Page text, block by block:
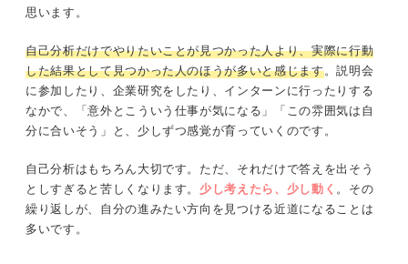
思います。
自己分析だけでやりたいことが見つかった人より、実際に行動
した結果として見つかった人のほうが多いと感じます。説明会
に参加したり、企業研究をしたり、インターンに行ったりする
なかで、「意外とこういう仕事が気になる」「この雰囲気は自
分に合いそう」と、少しずつ感覚が育っていくのです。
自己分析はもちろん大切です。ただ、それだけで答えを出そう
としすぎると苦しくなります。 少し考えたら、少し動く 。その
繰り返しが、自分の進みたい方向を見つける近道になることは
多いです。